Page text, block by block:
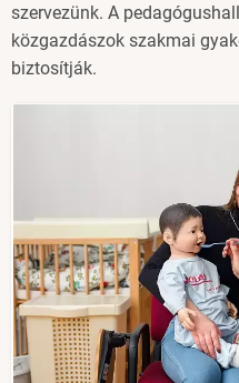
szervezünk. A
közgazdászok szakmai
biztosítják.